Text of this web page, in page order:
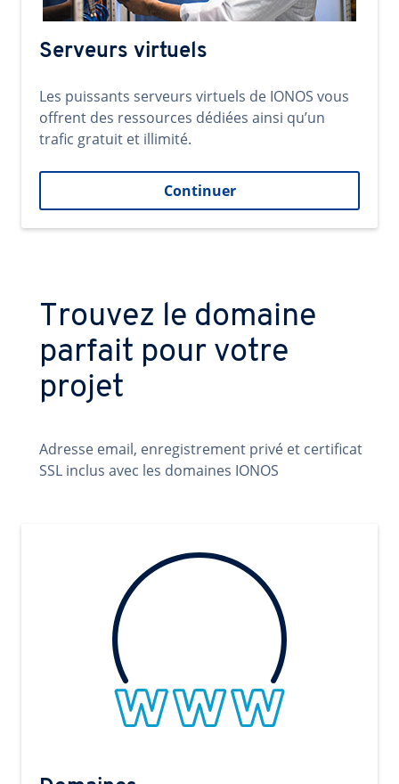
Serveurs virtuels
Les puissants serveurs virtuels de IONOS vous
offrent des ressources dédiées ainsi qu’un
trafic gratuit et illimité.
Continuer
Trouvez le domaine
parfait pour votre
projet
Adresse email, enregistrement privé et certificat
SSL inclus avec les domaines IONOS